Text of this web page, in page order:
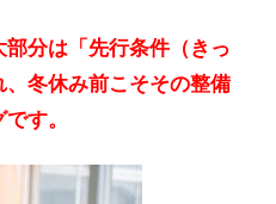
部分は「先行条件（きっ
冬休み前こそその整備
す。